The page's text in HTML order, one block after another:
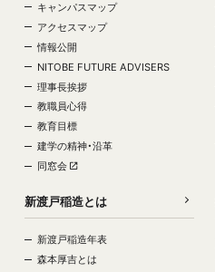
キャンパスマップ
アクセスマップ
情報公開
NITOBE FUTURE ADVISERS
理事長挨拶
教職員心得
教育目標
建学の精神・沿革
同窓会
新渡戸稲造とは
新渡戸稲造年表
森本厚吉とは